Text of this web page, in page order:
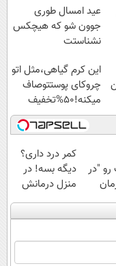
عید امسال طوری
جوون شو که هیچکس
نشناستت
این کرم گیاهی،مثل اتو
چروکای پوستتوصاف
میکنه!50%تخفیف
"در
+
کمر درد داری؟
دیگه بسه! در
منزل درمانش
کن
(◀پرسش‌نامه)